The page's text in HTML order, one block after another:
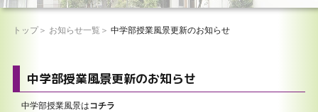
トップ お知らせ一覧 中学部授業風景更新のお知らせ
中学部授業風景更新のお知らせ
中学部授業風景はコチラ